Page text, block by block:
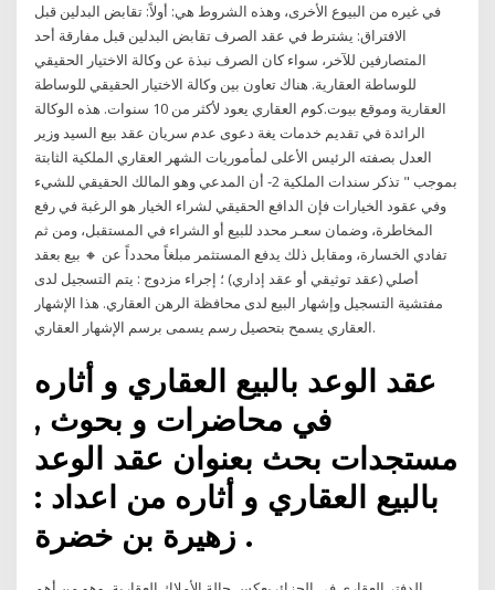
في غيره من البيوع الأخرى، وهذه الشروط هي: أولاً: تقابض البدلين قبل
الافتراق: يشترط في عقد الصرف تقابض البدلين قبل مفارقة أحد
المتصارفين للآخر، سواء كان الصرف نبذة عن وكالة الاختيار الحقيقي
للوساطة العقارية. هناك تعاون بين وكالة الاختيار الحقيقي للوساطة
العقارية وموقع بيوت.كوم العقاري يعود لأكثر من 10 سنوات. هذه الوكالة
الرائدة في تقديم خدمات يغة دعوى عدم سريان عقد بيع السيد وزير
العدل بصفته الرئيس الأعلى لمأموريات الشهر العقاري الملكية الثابتة
بموجب " تذكر سندات الملكية 2- أن المدعي وهو المالك الحقيقي للشيء
وفي عقود الخيارات فإن الدافع الحقيقي لشراء الخيار هو الرغبة في رفع
المخاطرة، وضمان سعـر محدد للبيع أو الشراء في المستقبل، ومن ثم
تفادي الخسارة، ومقابل ذلك يدفع المستثمر مبلغاً محدداً عن 🔸 بيع بعقد
أصلي (عقد توثيقي أو عقد إداري) ؛ إجراء مزدوج : يتم التسجيل لدى
مفتشية التسجيل وإشهار البيع لدى محافظة الرهن العقاري. هذا الإشهار
العقاري يسمح بتحصيل رسم يسمى برسم الإشهار العقاري.
عقد الوعد بالبيع العقاري و أثاره
في محاضرات و بحوث ,
مستجدات بحث بعنوان عقد الوعد
بالبيع العقاري و أثاره من اعداد :
زهيرة بن خضرة .